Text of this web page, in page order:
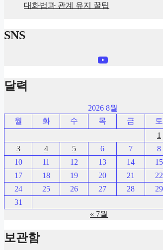
대화법과 관계 유지 꿀팁
SNS
YouTube
달력
2026 8월
월
화 수 목 금 토
1
3
4 5 6 7 8
10
11 12 13 14 15
17
18 19 20 21 22
24
25 26 27 28 29
31
« 7월
보관함